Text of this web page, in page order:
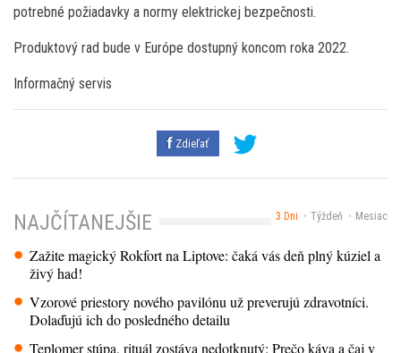
potrebné požiadavky a normy elektrickej bezpečnosti.
Produktový rad bude v Európe dostupný koncom roka 2022.
Informačný servis
Zdieľať
3 Dni Týždeň Mesiac
NAJČÍTANEJŠIE
Zažite magický Rokfort na Liptove: čaká vás deň plný kúziel a
živý had!
Vzorové priestory nového pavilónu už preverujú zdravotníci.
Dolaďujú ich do posledného detailu
Teplomer stúpa, rituál zostáva nedotknutý: Prečo káva a čaj v